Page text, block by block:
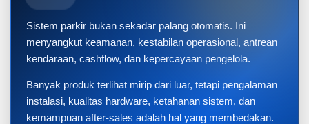
Sistem parkir bukan sekadar palang otomatis. Ini
menyangkut keamanan, kestabilan operasional, antrean
kendaraan, cashflow, dan kepercayaan pengelola.
Banyak produk terlihat mirip dari luar, tetapi pengalaman
instalasi, kualitas hardware, ketahanan sistem, dan
kemampuan after-sales adalah hal yang membedakan.